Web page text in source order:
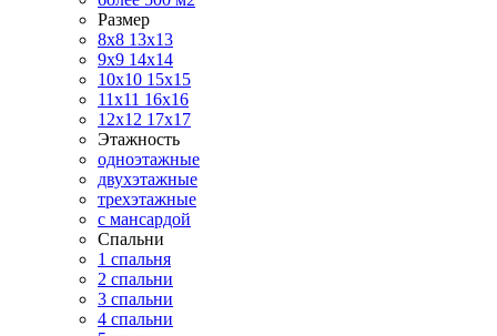
Размер
8х8 13х13
9х9 14х14
10х10 15х15
11x11 16х16
12х12 17х17
Этажность
одноэтажные
двухэтажные
трехэтажные
с мансардой
Спальни
1 спальня
2 спальни
3 спальни
4 спальни